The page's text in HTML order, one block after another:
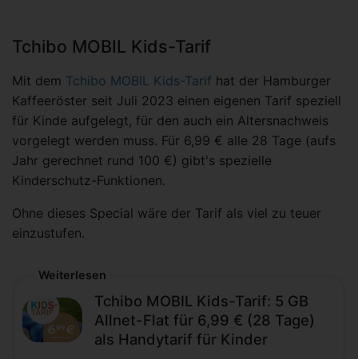
Tchibo MOBIL Kids-Tarif
Mit dem Tchibo MOBIL Kids-Tarif hat der Hamburger
Kaffeeröster seit Juli 2023 einen eigenen Tarif speziell
für Kinde aufgelegt, für den auch ein Altersnachweis
vorgelegt werden muss. Für 6,99 € alle 28 Tage (aufs
Jahr gerechnet rund 100 €) gibt's spezielle
Kinderschutz-Funktionen.
Ohne dieses Special wäre der Tarif als viel zu teuer
einzustufen.
Weiterlesen
Tchibo MOBIL Kids-Tarif: 5 GB
Allnet-Flat für 6,99 € (28 Tage)
als Handytarif für Kinder